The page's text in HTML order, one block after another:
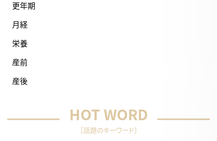
更年期
月経
栄養
産前
産後
HOT WORD
［話題のキーワード］